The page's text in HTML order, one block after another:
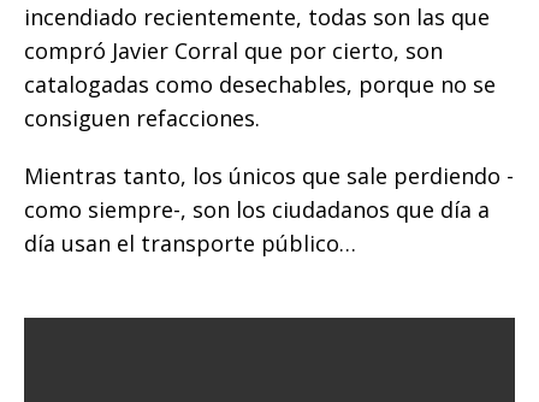
incendiado recientemente, todas son las que
compró Javier Corral que por cierto, son
catalogadas como desechables, porque no se
consiguen refacciones.
Mientras tanto, los únicos que sale perdiendo -
como siempre-, son los ciudadanos que día a
día usan el transporte público…